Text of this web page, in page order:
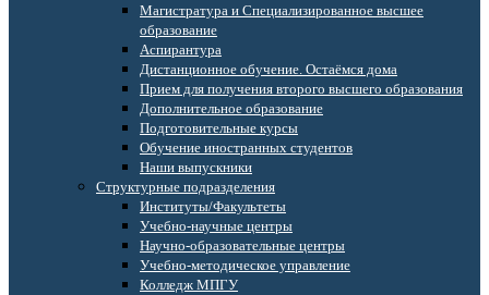
Магистратура и Специализированное высшее
образование
Аспирантура
Дистанционное обучение. Остаёмся дома
Прием для получения второго высшего образования
Дополнительное образование
Подготовительные курсы
Обучение иностранных студентов
Наши выпускники
Структурные подразделения
Институты/Факультеты
Учебно-научные центры
Научно-образовательные центры
Учебно-методическое управление
Колледж МПГУ